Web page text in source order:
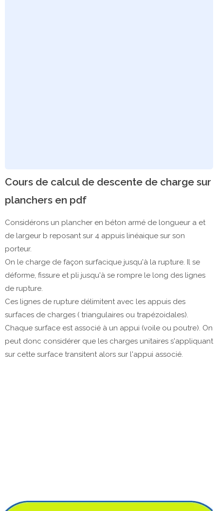
Cours de calcul de descente de charge sur
planchers en pdf
Considérons un plancher en béton armé de longueur a et
de largeur b reposant sur 4 appuis linéaique sur son
porteur.
On le charge de façon surfacique jusqu'à la rupture. Il se
déforme, fissure et pli jusqu'à se rompre le long des lignes
de rupture.
Ces lignes de rupture délimitent avec les appuis des
surfaces de charges ( triangulaires ou trapézoidales).
Chaque surface est associé à un appui (voile ou poutre). On
peut donc considérer que les charges unitaires s'appliquant
sur cette surface transitent alors sur l'appui associé.